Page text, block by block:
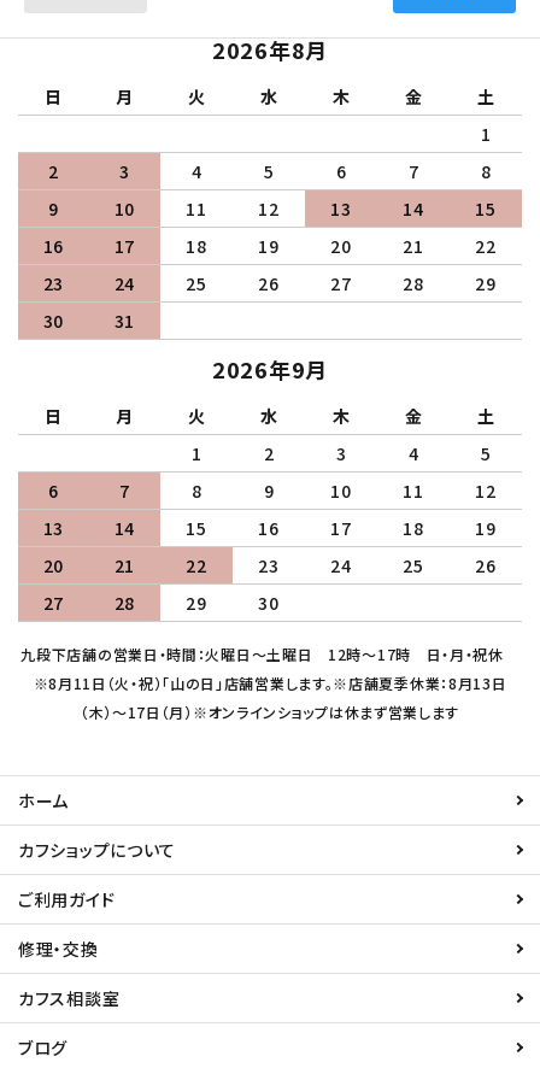
2026年8月
日 月 火 水 木 金
土
1
2
3 4 5 6 7
8
9
10 11 12 13 14
15
16
17 18 19 20 21
22
23
24 25 26 27 28
29
30
31
2026年9月
日 月 火 水 木 金
土
1
2 3 4
5
6
7 8 9 10 11
12
13
14 15 16 17 18
19
20
21 22 23 24 25
26
27
28 29 30
九段下店舗の営業日・時間：火曜日～土曜日 12時～17時 日・月・祝休
※8月11日（火・祝）「山の日」店舗営業します。※店舗夏季休業：8月13日
（木）～17日（月）※オンラインショップは休まず営業します
ホーム
カフショップについて
ご利用ガイド
修理・交換
カフス相談室
ブログ